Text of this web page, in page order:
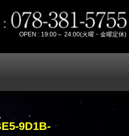
OPEN : 19:00～ 24:00(火曜・金曜定休)
9D1B-